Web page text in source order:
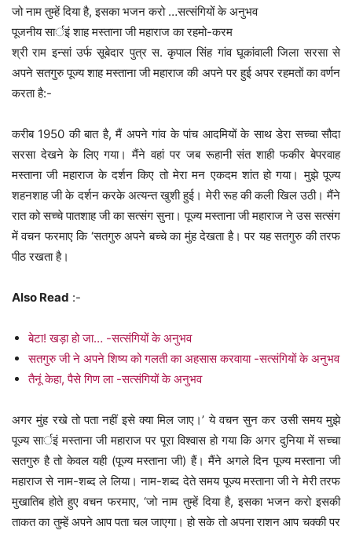
जो नाम तुम्हें दिया है, इसका भजन करो …सत्संगियों के अनुभव
पूजनीय सार्इं शाह मस्ताना जी महाराज का रहमो-करम
श्री राम इन्सां उर्फ सूबेदार पुत्र स. कृपाल सिंह गांव घूकांवाली जिला सरसा से
अपने सतगुरु पूज्य शाह मस्ताना जी महाराज की अपने पर हुई अपर रहमतों का वर्णन
करता है:-
करीब 1950 की बात है, मैं अपने गांव के पांच आदमियों के साथ डेरा सच्चा सौदा
सरसा देखने के लिए गया। मैंने वहां पर जब रूहानी संत शाही फकीर बेपरवाह
मस्ताना जी महाराज के दर्शन किए तो मेरा मन एकदम शांत हो गया। मुझे पूज्य
शहनशाह जी के दर्शन करके अत्यन्त खुशी हुई। मेरी रूह की कली खिल उठी। मैंने
रात को सच्चे पातशाह जी का सत्संग सुना। पूज्य मस्ताना जी महाराज ने उस सत्संग
में वचन फरमाए कि ‘सतगुरु अपने बच्चे का मुंह देखता है। पर यह सतगुरु की तरफ
पीठ रखता है।
Also Read :-
बेटा! खड़ा हो जा… -सत्संगियों के अनुभव
सतगुरु जी ने अपने शिष्य को गलती का अहसास करवाया -सत्संगियों के अनुभव
तैनूं केहा, पैसे गिण ला -सत्संगियों के अनुभव
अगर मुंह रखे तो पता नहीं इसे क्या मिल जाए।’ ये वचन सुन कर उसी समय मुझे
पूज्य सार्इं मस्ताना जी महाराज पर पूरा विश्वास हो गया कि अगर दुनिया में सच्चा
सतगुरु है तो केवल यही (पूज्य मस्ताना जी) हैं। मैंने अगले दिन पूज्य मस्ताना जी
महाराज से नाम-शब्द ले लिया। नाम-शब्द देते समय पूज्य मस्ताना जी ने मेरी तरफ
मुखातिब होते हुए वचन फरमाए, ‘जो नाम तुम्हें दिया है, इसका भजन करो इसकी
ताकत का तुम्हें अपने आप पता चल जाएगा। हो सके तो अपना राशन आप चक्की पर